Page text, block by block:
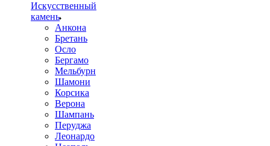
Искусственный
камень
Анкона
Бретань
Осло
Бергамо
Мельбурн
Шамони
Корсика
Верона
Шампань
Перуджа
Леонардо